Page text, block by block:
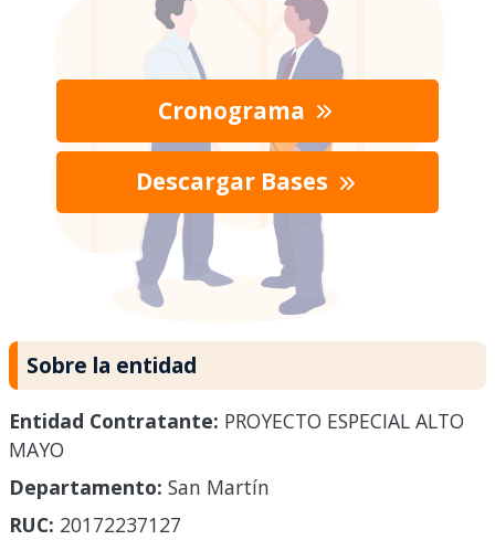
Cronograma
Descargar Bases
Sobre la entidad
Entidad Contratante: PROYECTO ESPECIAL ALTO
MAYO
Departamento: San Martín
RUC: 20172237127